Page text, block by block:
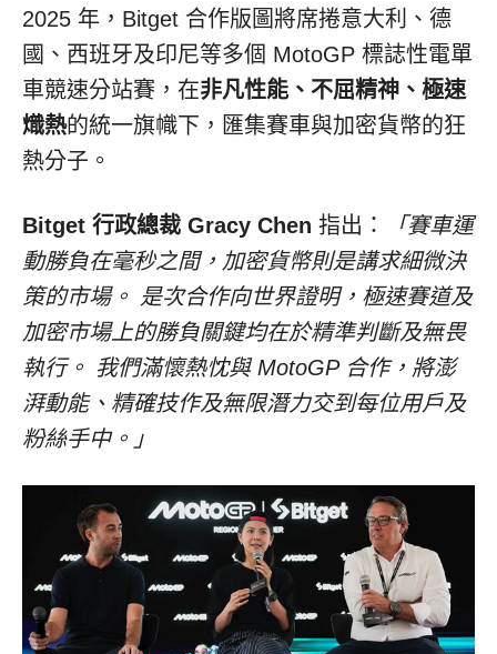
2025 年，Bitget 合作版圖將席捲意大利、德
國、西班牙及印尼等多個 MotoGP 標誌性電單
車競速分站賽，在非凡性能、不屈精神、極速
熾熱的統一旗幟下，匯集賽車與加密貨幣的狂
熱分子。
Bitget 行政總裁 Gracy Chen 指出：
「賽車運
動勝負在毫秒之間，加密貨幣則是講求細微決
策的市場。
是次合作向世界證明，極速賽道及
加密市場上的勝負關鍵均在於精準判斷及無畏
執行。 我們滿懷熱忱與MotoGP 合作，將澎
湃動能、精確技作及無限潛力交到每位用戶及
粉絲手中。」